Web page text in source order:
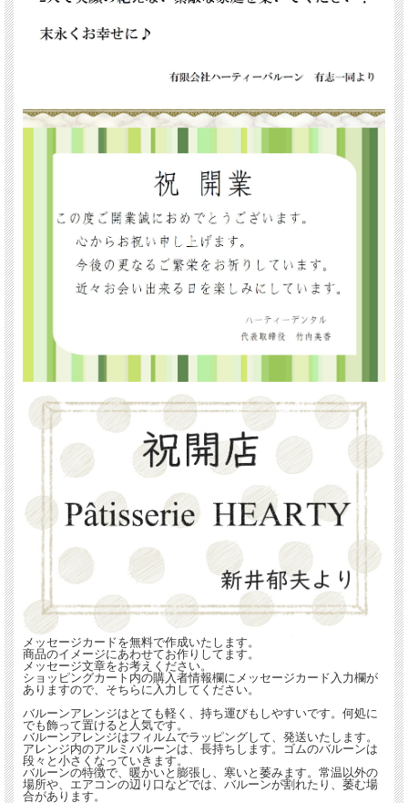
メッセージカードを無料で作成いたします。
商品のイメージにあわせてお作りしてます。
メッセージ文章をお考えください。
ショッピングカート内の購入者情報欄にメッセージカード入力欄が
ありますので、そちらに入力してください。
バルーンアレンジはとても軽く、持ち運びもしやすいです。何処に
でも飾って置けると人気です。
バルーンアレンジはフィルムでラッピングして、発送いたします。
アレンジ内のアルミバルーンは、長持ちします。ゴムのバルーンは
段々と小さくなっていきます。
バルーンの特徴で、暖かいと膨張し、寒いと萎みます。常温以外の
場所や、エアコンの辺り口などでは、バルーンが割れたり、萎む場
合があります。